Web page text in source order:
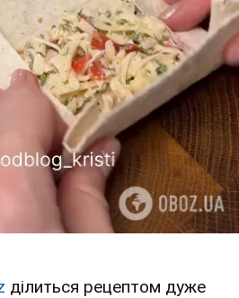
ділиться рецептом дуже